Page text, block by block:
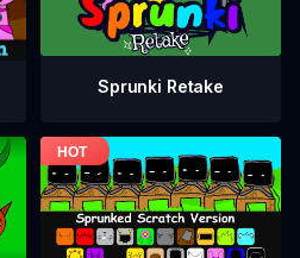
Sprunki Retake